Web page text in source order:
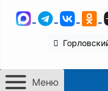
MAX
Меню